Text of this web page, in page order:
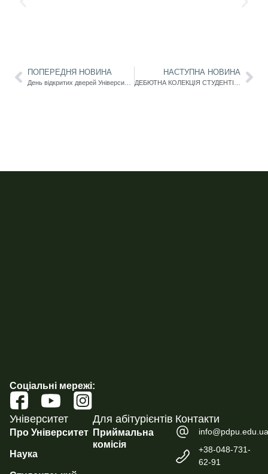
ПОПЕРЕДНЯ НОВИНА НАСТУПНА НОВИНА
Соціальні мережі:
Університет
Про Університет
Наука
Для абітурієнтів
Приймальна
комісія
Контакти
+38-048-731-
62-91